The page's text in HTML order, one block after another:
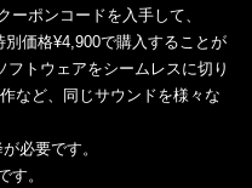
ポンコードを入手して、
価格¥4,900で購入することが
トウェアをシームレスに切り
など、同じサウンドを様々な
必要です。
す。